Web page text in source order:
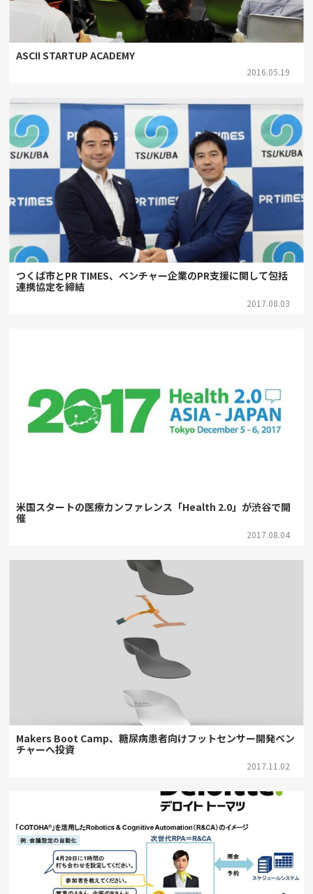
ASCII STARTUP ACADEMY
2016.05.19
つくば市とPR TIMES、ベンチャー企業のPR支援に関して包括
連携協定を締結
2017.08.03
米国スタートの医療カンファレンス「Health 2.0」が渋谷で開
催
2017.08.04
Makers Boot Camp、糖尿病患者向けフットセンサー開発ベン
チャーへ投資
2017.11.02